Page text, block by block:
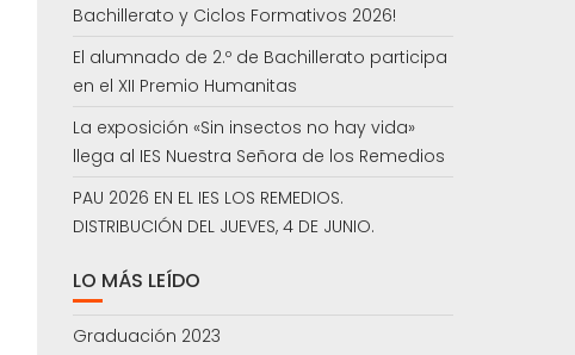
Bachillerato y Ciclos Formativos 2026!
El alumnado de 2.º de Bachillerato participa
en el XII Premio Humanitas
La exposición «Sin insectos no hay vida»
llega al IES Nuestra Señora de los Remedios
PAU 2026 EN EL IES LOS REMEDIOS.
DISTRIBUCIÓN DEL JUEVES, 4 DE JUNIO.
LO MÁS LEÍDO
Graduación 2023